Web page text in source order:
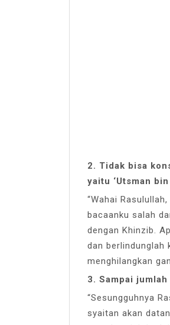
2. Tidak bisa
yaitu ‘Utsman
“Wahai
bacaanku salah
dengan Khinzib.
dan berlindunglah
menghilangkan
3. Sampai
“Sesungguhnya
syaitan akan